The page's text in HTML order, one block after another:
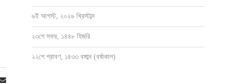
৬ই আগস্ট, ২০২৬ খ্রিস্টাব্দ
২৩শে সফর, ১৪৪৮ হিজরি
২২শে শ্রাবণ, ১৪৩৩ বঙ্গাব্দ (বর্ষাকাল)